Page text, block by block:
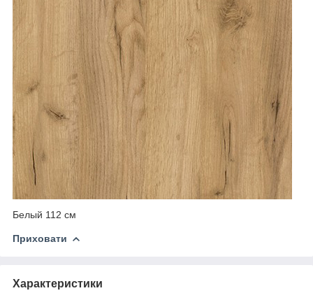
Белый 112 см
Приховати
Характеристики